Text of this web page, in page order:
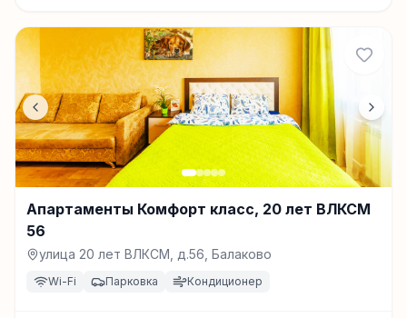
Апартаменты Комфорт класс, 20 лет ВЛКСМ
56
улица 20 лет ВЛКСМ, д.56, Балаково
Wi-Fi Парковка Кондиционер